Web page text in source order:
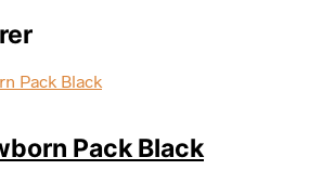
Pack Black